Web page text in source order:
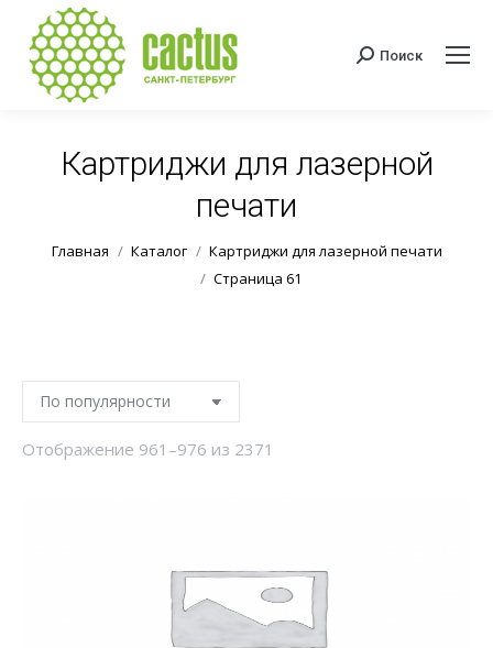
Поиск:
Поиск
Картриджи для лазерной
печати
Вы здесь:
Главная Каталог
Картриджи для лазерной печати
Страница 61
Отображение 961–976 из 2371